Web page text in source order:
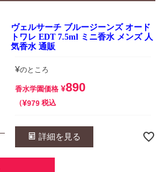
ヴェルサーチ ブルージーンズ オード
トワレ EDT 7.5ml ミニ香水 メンズ 人
気香水 通販
¥のところ
香水学園価格 ¥890
¥979 税込
詳細を見る